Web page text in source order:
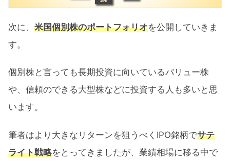
次に、 米国個別株のポートフォリオを公開していきま
す。
個別株と言っても長期投資に向いているバリュー株
や、信頼のできる大型株などに投資する人も多いと思
います。
筆者はより大きなリターンを狙うべくIPO銘柄でサテ
ライト戦略をとってきましたが、業績相場に移る中で